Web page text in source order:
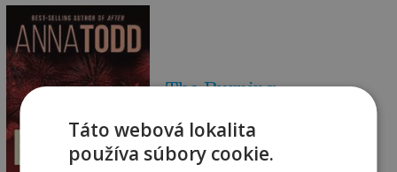
The Burning
Vypredané
Táto webová lokalita
používa súbory cookie.